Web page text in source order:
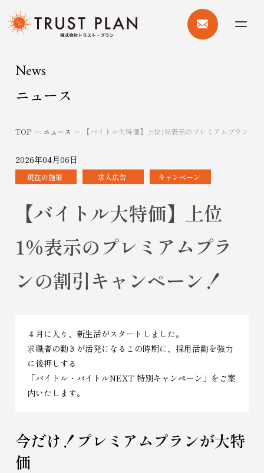
お問い
合わせ
News
ニュース
TOP ニュース 【バイトル大特価】上位1%表示のプレミアムプランの
2026年04月06日
現在の施策 求人広告 キャンペーン
【バイトル大特価】上位
1%表示のプレミアムプラ
ンの割引キャンペーン！
４月に入り、新生活がスタートしました。
求職者の動きが活発になるこの時期に、採用活動を強力
に後押しする
「バイトル・バイトルNEXT 特別キャンペーン」をご案
内いたします。
今だけ！プレミアムプランが大特
価